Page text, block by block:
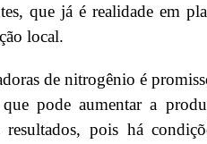
que já é realidade em
a
de nitrogênio é
pode aumentar a
resultados, pois há